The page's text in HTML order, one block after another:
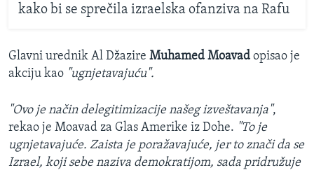
kako bi se sprečila izraelska ofanziva na Rafu
Glavni urednik Al Džazire Muhamed Moavad opisao je
akciju kao "ugnjetavajuću".
"Ovo je način delegitimizacije našeg izveštavanja",
rekao je Moavad za Glas Amerike iz Dohe. "To je
ugnjetavajuće. Zaista je poražavajuće, jer to znači da se
Izrael, koji sebe naziva demokratijom, sada pridružuje